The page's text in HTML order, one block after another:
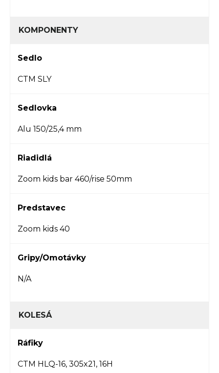
KOMPONENTY
Sedlo
CTM SLY
Sedlovka
Alu 150/25,4 mm
Riadidlá
Zoom kids bar 460/rise 50mm
Predstavec
Zoom kids 40
Gripy/Omotávky
N/A
KOLESÁ
Ráfiky
CTM HLQ-16, 305x21, 16H